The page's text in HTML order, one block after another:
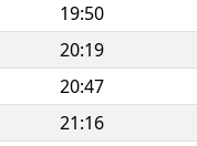
19:50
20:19
20:47
21:16